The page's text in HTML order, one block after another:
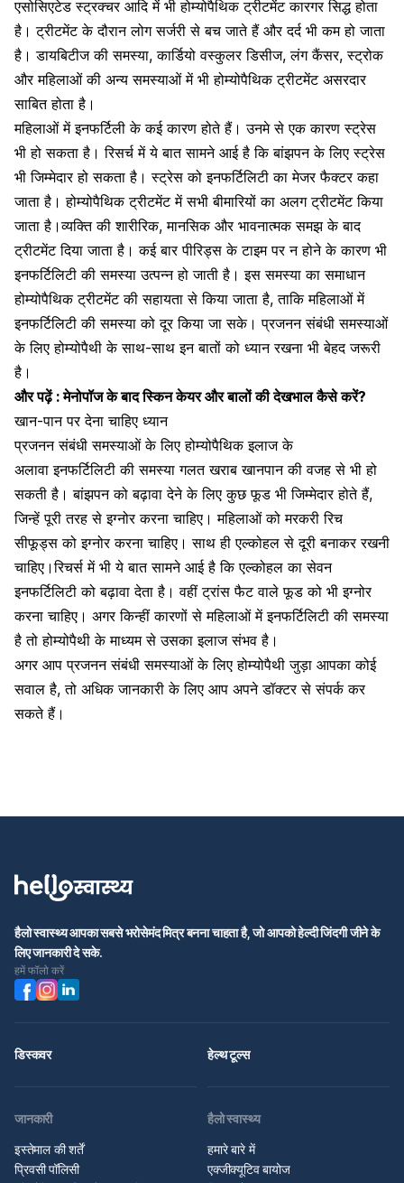
एसोसिएटेड स्ट्रक्चर आदि में भी होम्योपैथिक ट्रीटमेंट कारगर सिद्ध होता
है। ट्रीटमेंट के दौरान लोग सर्जरी से बच जाते हैं और दर्द भी कम हो जाता
है।डायबिटीज की समस्या, कार्डियो वस्कुलर डिसीज, लंग कैंसर, स्ट्रोक
और महिलाओं की अन्य समस्याओं में भी होम्योपैथिक ट्रीटमेंट असरदार
साबित होता है।
महिलाओं में इनफर्टिली के कई कारण होते हैं। उनमे से एक कारण स्ट्रेस
भी हो सकता है। रिसर्च में ये बात सामने आई है कि बांझपन के लिए स्ट्रेस
भी जिम्मेदार हो सकता है। स्ट्रेस को इनफर्टिलिटी का मेजर फैक्टर कहा
जाता है। होम्योपैथिक ट्रीटमेंट में सभी बीमारियों का अलग ट्रीटमेंट किया
जाता है।व्यक्ति की शारीरिक, मानसिक और भावनात्मक समझ के बाद
ट्रीटमेंट दिया जाता है। कई बार पीरिड्स के टाइम पर न होने के कारण भी
इनफर्टिलिटी की समस्या उत्पन्न हो जाती है। इस समस्या का समाधान
होम्योपैथिक ट्रीटमेंट की सहायता से किया जाता है, ताकि महिलाओं में
इनफर्टिलिटी की समस्या को दूर किया जा सके। प्रजनन संबंधी समस्याओं
के लिए होम्योपैथी के साथ-साथ इन बातों को ध्यान रखना भी बेहद जरूरी
है।
और पढ़ें :मेनोपॉज के बाद स्किन केयर और बालों की देखभाल कैसे करें?
खान-पान पर देना चाहिए ध्यान
प्रजनन संबंधी समस्याओं के लिए होम्योपैथिक इलाज के
अलावा इनफर्टिलिटी की समस्या गलत खराब खानपान की वजह से भी हो
सकती है। बांझपन को बढ़ावा देने के लिए कुछ फूड भी जिम्मेदार होते हैं,
जिन्हें पूरी तरह से इग्नोर करना चाहिए। महिलाओं को मरकरी रिच
सीफूड्स को इग्नोर करना चाहिए। साथ ही एल्कोहल से दूरी बनाकर रखनी
चाहिए।रिचर्स में भी ये बात सामने आई है कि एल्कोहल का सेवन
इनफर्टिलिटी को बढ़ावा देता है। वहीं ट्रांस फैट वाले फूड को भी इग्नोर
करना चाहिए। अगर किन्हीं कारणों से महिलाओं में इनफर्टिलिटी की समस्या
है तो होम्योपैथी के माध्यम से उसका इलाज संभव है।
अगर आप प्रजनन संबंधी समस्याओं के लिए होम्योपैथी जुड़ा आपका कोई
सवाल है, तो अधिक जानकारी के लिए आप अपने डॉक्टर से संपर्क कर
सकते हैं।
हैलो स्वास्थ्य आपका सबसे भरोसेमंद मित्र बनना चाहता है, जो आपको हेल्दी जिंदगी जीने के
लिए जानकारी दे सके.
हमें फॉलो करें
डिस्कवर हेल्थ टूल्स
जानकारी
इस्तेमाल की शर्तें
प्रिवसी पॉलिसी
हैलो स्वास्थ्य
हमारे बारे में
एक्जीक्यूटिव बायोज